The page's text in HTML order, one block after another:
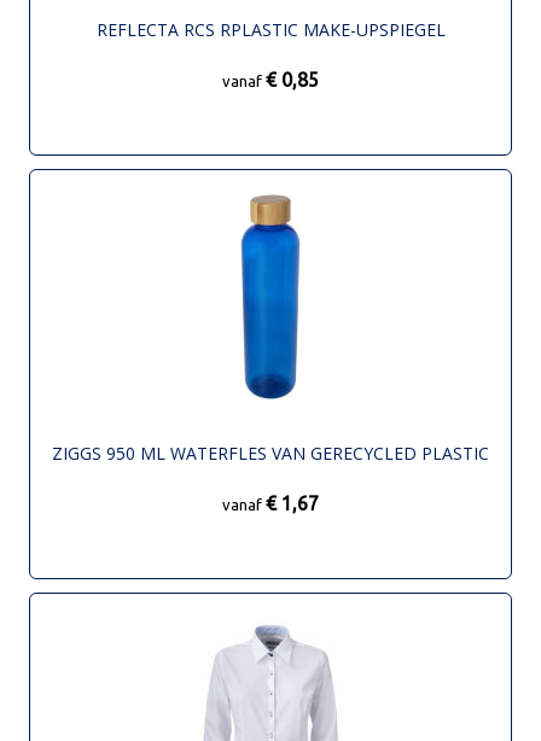
REFLECTA RCS RPLASTIC MAKE-UPSPIEGEL
vanaf € 0,85
ZIGGS 950 ML WATERFLES VAN GERECYCLED PLASTIC
vanaf € 1,67